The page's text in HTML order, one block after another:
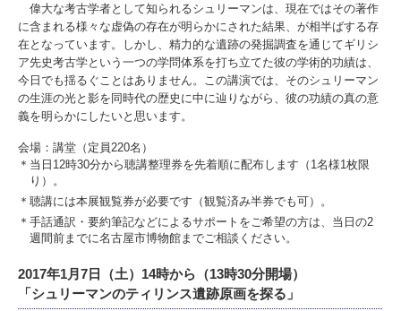
偉大な考古学者として知られるシュリーマンは、現在ではその著作
に含まれる様々な虚偽の存在が明らかにされた結果、が相半ばする存
在となっています。しかし、精力的な遺跡の発掘調査を通じてギリシ
ア先史考古学という一つの学問体系を打ち立てた彼の学術的功績は、
今日でも揺るぐことはありません。この講演では、そのシュリーマン
の生涯の光と影を同時代の歴史に中に辿りながら、彼の功績の真の意
義を明らかにしたいと思います。
会場：講堂（定員220名）
＊当日12時30分から聴講整理券を先着順に配布します（1名様1枚限
り）。
＊聴講には本展観覧券が必要です（観覧済み半券でも可）。
＊手話通訳・要約筆記などによるサポートをご希望の方は、当日の2
週間前までに名古屋市博物館までご相談ください。
2017年1月7日（土）14時から（13時30分開場）
「シュリーマンのティリンス遺跡原画を探る」